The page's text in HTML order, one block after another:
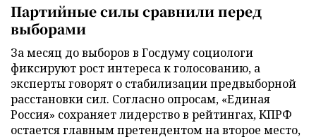
Партийные силы сравнили перед
выборами
За месяц до выборов в Госдуму социологи
фиксируют рост интереса к голосованию, а
эксперты говорят о стабилизации предвыборной
расстановки сил. Согласно опросам, «Единая
Россия» сохраняет лидерство в рейтингах, КПРФ
остается главным претендентом на второе место,